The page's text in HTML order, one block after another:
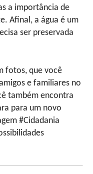
a importância de
Afinal, a água é um
ser preservada
fotos, que você
e familiares no
também encontra
para um novo
#Cidadania